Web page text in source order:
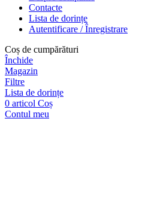
Contacte
Lista de dorințe
Autentificare / Înregistrare
Coș de cumpărături
Închide
Magazin
Filtre
Lista de dorințe
0 articol Coș
Contul meu